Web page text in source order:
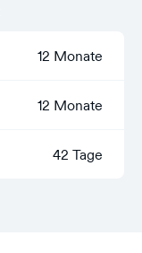
12 Monate
12 Monate
42 Tage